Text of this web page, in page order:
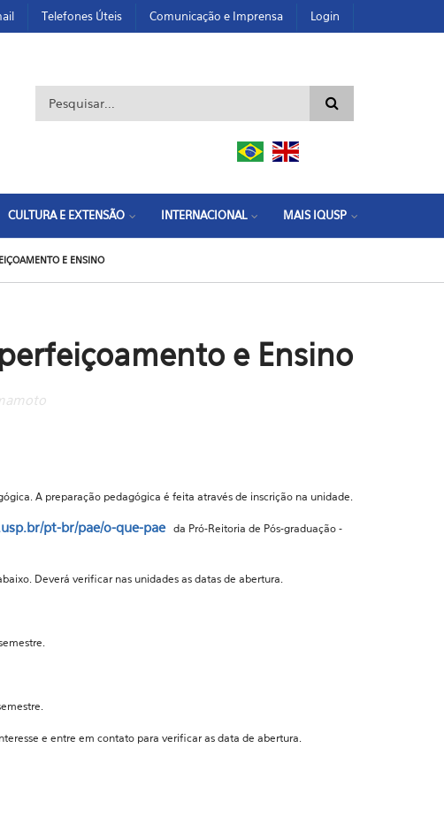
Telefones Úteis Comunicação e Imprensa Login
Formulário de busca
CULTURA E EXTENSÃO INTERNACIONAL MAIS IQUSP
E ENSINO
e Ensino
A preparação pedagógica é feita através de inscrição na unidade.
pt-br/pae/o-que-pae
da Pró-Reitoria de Pós-graduação -
Deverá verificar nas unidades as datas de abertura.
e entre em contato para verificar as data de abertura.